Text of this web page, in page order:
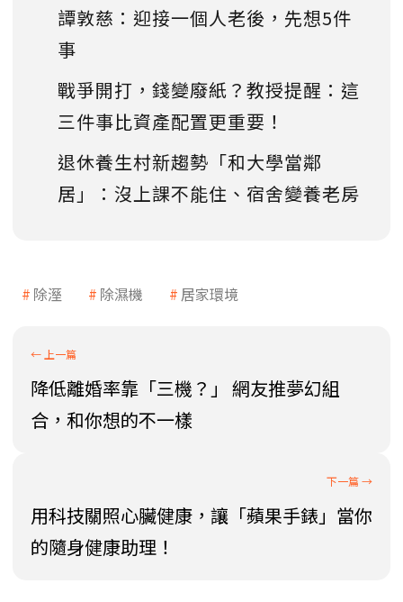
譚敦慈：迎接一個人老後，先想5件
事
戰爭開打，錢變廢紙？教授提醒：這
三件事比資產配置更重要！
退休養生村新趨勢「和大學當鄰
居」：沒上課不能住、宿舍變養老房
除溼 除濕機 居家環境
降低離婚率靠「三機？」 網友推夢幻組
合，和你想的不一樣
用科技關照心臟健康，讓「蘋果手錶」當你
的隨身健康助理！